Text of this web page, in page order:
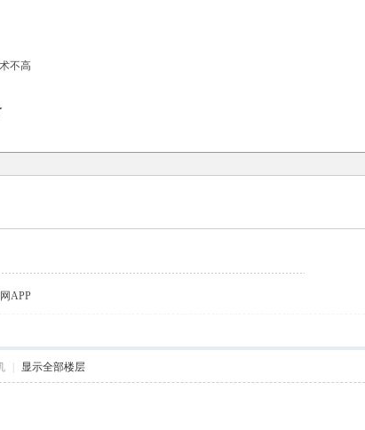
不高
APP
显示全部楼层